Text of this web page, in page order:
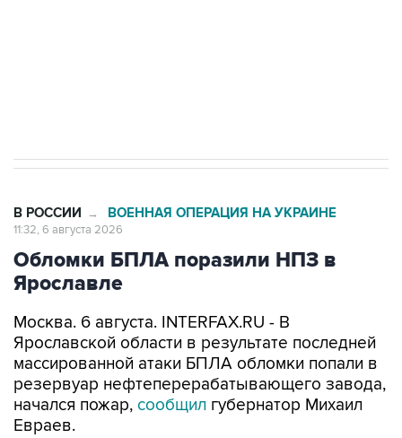
В РОССИИ → ВОЕННАЯ ОПЕРАЦИЯ НА УКРАИНЕ
11:32, 6 августа 2026
Обломки БПЛА поразили НПЗ в
Ярославле
Москва. 6 августа. INTERFAX.RU - В
Ярославской области в результате последней
массированной атаки БПЛА обломки попали в
резервуар нефтеперерабатывающего завода,
начался пожар, сообщил губернатор Михаил
Евраев.